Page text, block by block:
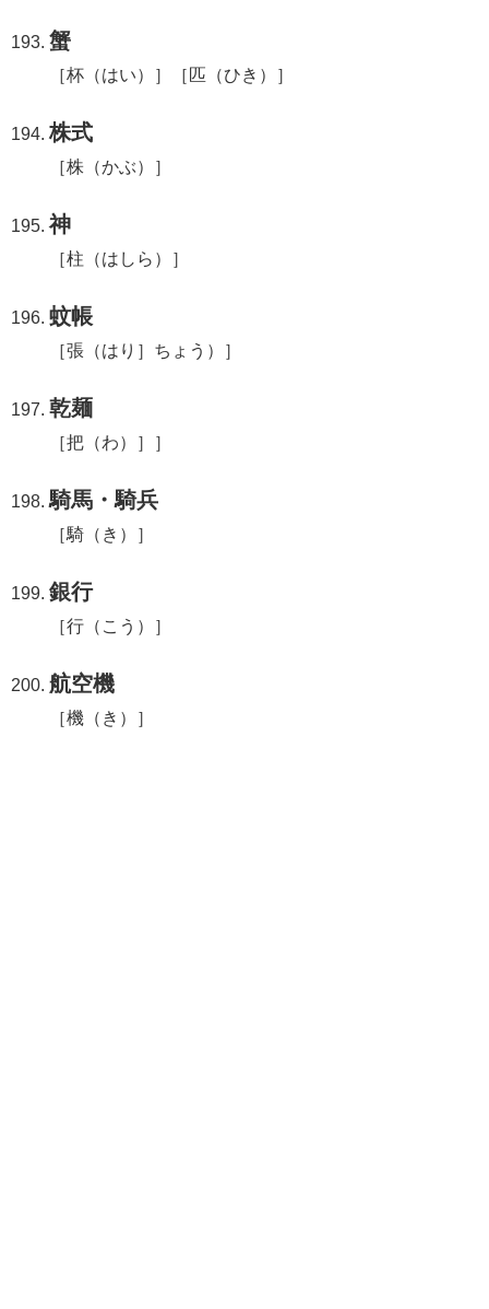
蟹
［杯（はい）］［匹（ひき）］
株式
［株（かぶ）］
神
［柱（はしら）］
蚊帳
［張（はり］ちょう）］
乾麺
［把（わ）］］
騎馬・騎兵
［騎（き）］
銀行
［行（こう）］
航空機
［機（き）］